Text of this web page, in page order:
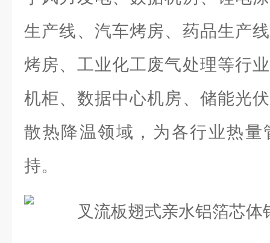
生产线、汽车烤房、药品生产
烤房、工业化工废气处理等行
机柜、数据中心机房、储能光
散热降温领域，为各行业热量
持。